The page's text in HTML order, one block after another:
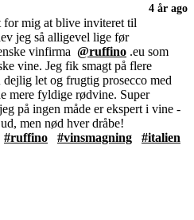
4 år ago
for mig at blive inviteret til
jeg så alligevel lige før
vinfirma @ruffino .eu som
vine. Jeg fik smagt på flere
let og frugtig prosecco med
mere fyldige rødvine. Super
på ingen måde er ekspert i vine -
men nød hver dråbe!
#ruffino #vinsmagning #italien